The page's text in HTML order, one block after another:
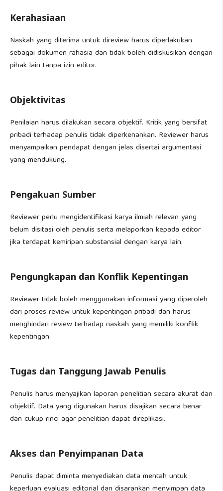
Kerahasiaan
Naskah yang diterima untuk direview harus diperlakukan
sebagai dokumen rahasia dan tidak boleh didiskusikan dengan
pihak lain tanpa izin editor.
Objektivitas
Penilaian harus dilakukan secara objektif. Kritik yang bersifat
pribadi terhadap penulis tidak diperkenankan. Reviewer harus
menyampaikan pendapat dengan jelas disertai argumentasi
yang mendukung.
Pengakuan Sumber
Reviewer perlu mengidentifikasi karya ilmiah relevan yang
belum disitasi oleh penulis serta melaporkan kepada editor
jika terdapat kemiripan substansial dengan karya lain.
Pengungkapan dan Konflik Kepentingan
Reviewer tidak boleh menggunakan informasi yang diperoleh
dari proses review untuk kepentingan pribadi dan harus
menghindari review terhadap naskah yang memiliki konflik
kepentingan.
Tugas dan Tanggung Jawab Penulis
Penulis harus menyajikan laporan penelitian secara akurat dan
objektif. Data yang digunakan harus disajikan secara benar
dan cukup rinci agar penelitian dapat direplikasi.
Akses dan Penyimpanan Data
Penulis dapat diminta menyediakan data mentah untuk